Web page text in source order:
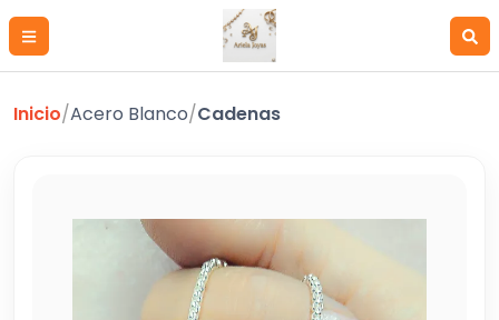
Inicio/Acero Blanco/Cadenas